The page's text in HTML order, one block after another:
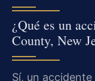
¿Qué es un
County, New
Sí, un